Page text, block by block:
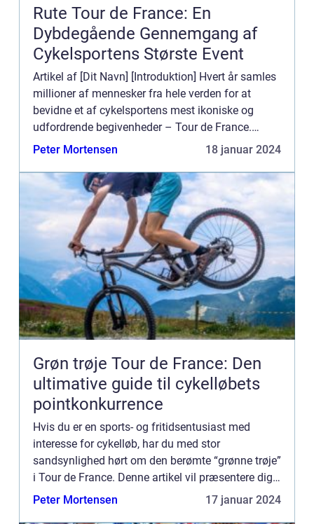
Rute Tour de France: En
Dybdegående Gennemgang af
Cykelsportens Største Event
Artikel af [Dit Navn] [Introduktion] Hvert år samles
millioner af mennesker fra hele verden for at
bevidne et af cykelsportens mest ikoniske og
udfordrende begivenheder – Tour de France.
Denne verdensberømte cykelløb har været et fast
Peter Mortensen 18 januar 2024
Grøn trøje Tour de France: Den
ultimative guide til cykelløbets
pointkonkurrence
Hvis du er en sports- og fritidsentusiast med
interesse for cykelløb, har du med stor
sandsynlighed hørt om den berømte “grønne trøje”
i Tour de France. Denne artikel vil præsentere dig
for en dybdegående og højkvalitets gennemgang
Peter Mortensen 17 januar 2024